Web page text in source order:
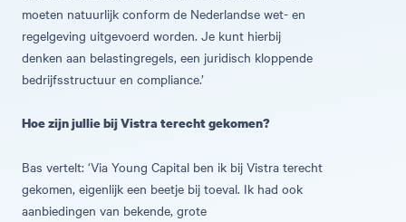
moeten natuurlijk conform de Nederlandse wet- en
regelgeving uitgevoerd worden. Je kunt hierbij
denken aan belastingregels, een juridisch kloppende
bedrijfsstructuur en compliance.’
Hoe zijn jullie bij Vistra terecht gekomen?
Bas vertelt: ‘Via Young Capital ben ik bij Vistra terecht
gekomen, eigenlijk een beetje bij toeval. Ik had ook
aanbiedingen van bekende, grote